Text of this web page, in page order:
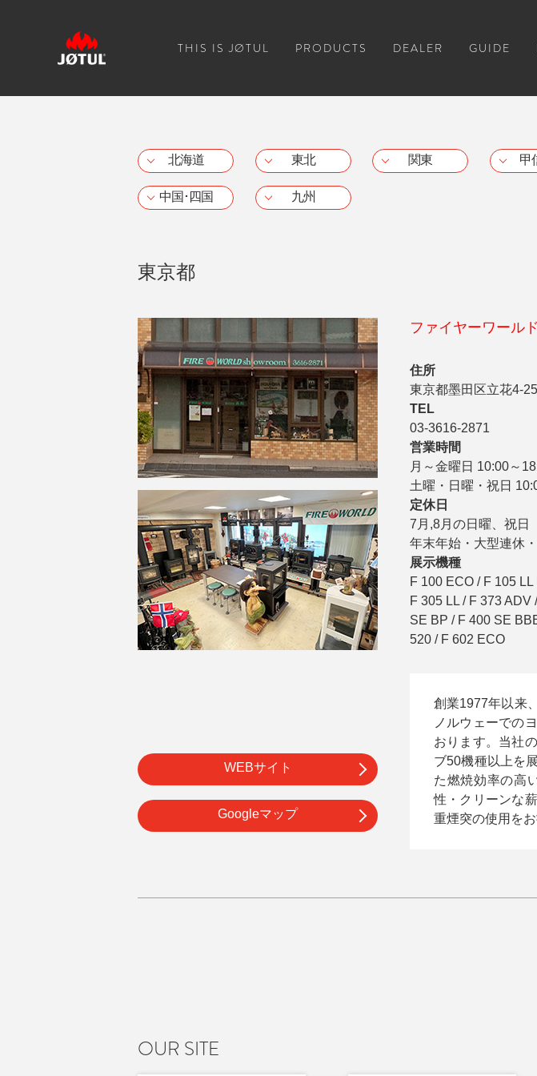
THIS IS JØTUL PRODUCTS DEALER GUIDE
北海道 東北 関東 甲
中国･四国 九州
東京都
ファイヤーワール
住所
東京都墨田区立花4-
TEL
03-3616-2871
営業時間
月～金曜日 10:00～
土曜・日曜・祝日
定休日
7月,8月の日曜、祝日
年末年始・大型連休
展示機種
F 100 ECO / F 105
F 305 LL / F 373
SE BP / F 400 SE
520 / F 602 ECO
創業1977年以来
ノルウェーでの
おります。当社
ブ50機種以上を
た燃焼効率の高
性・クリーンな
重煙突の使用を
WEBサイト
Googleマップ
OUR SITE